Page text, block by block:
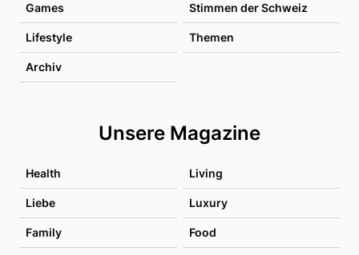
Games Stimmen der Schweiz
Lifestyle Themen
Archiv
Unsere Magazine
Health Living
Liebe Luxury
Family Food